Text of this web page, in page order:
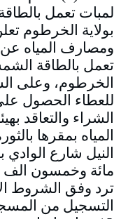
لمبات تعمل
بولاية الخرطوم
ومصارف المياه عن
تعمل بالطاقة
الخرطوم، وعلى
للعطاء الحصول
الشراء والتعاقد
مائة وخمسون الف